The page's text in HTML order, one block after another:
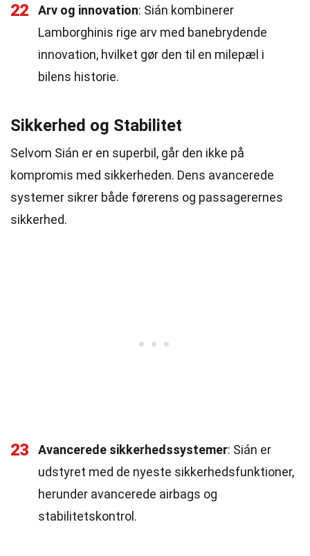
22 Arv og innovation: Sián kombinerer
Lamborghinis rige arv med banebrydende
innovation, hvilket gør den til en milepæl i
bilens historie.
Sikkerhed og Stabilitet
Selvom Sián er en superbil, går den ikke på
kompromis med sikkerheden. Dens avancerede
systemer sikrer både førerens og passagerernes
sikkerhed.
23 Avancerede sikkerhedssystemer: Sián er
udstyret med de nyeste sikkerhedsfunktioner,
herunder avancerede airbags og
stabilitetskontrol.